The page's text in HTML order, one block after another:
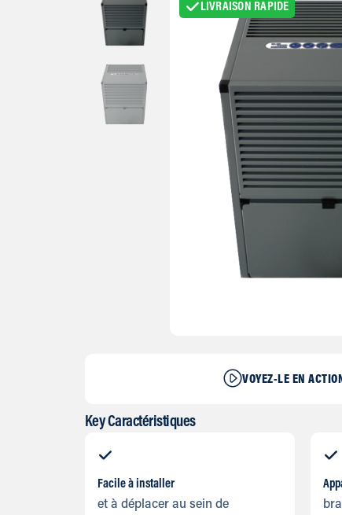
LIVRAISON RAPIDE
VOYEZ-LE EN ACTION
Key Caractéristiques
Facile à installer
et à déplacer au sein de